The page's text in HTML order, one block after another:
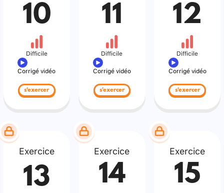
10
Difficile
Corrigé vidéo
s'exercer
11
Difficile
Corrigé vidéo
s'exercer
12
Difficile
Corrigé vidéo
s'exercer
Exercice
13
Exercice
14
Exercice
15